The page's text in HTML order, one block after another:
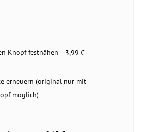
Knopf festnähen
3,99 €
erneuern (original nur mit
möglich)